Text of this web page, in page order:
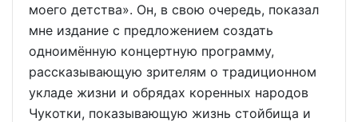
моего детства». Он, в свою очередь, показал
мне издание с предложением создать
одноимённую концертную программу,
рассказывающую зрителям о традиционном
укладе жизни и обрядах коренных народов
Чукотки, показывающую жизнь стойбища и